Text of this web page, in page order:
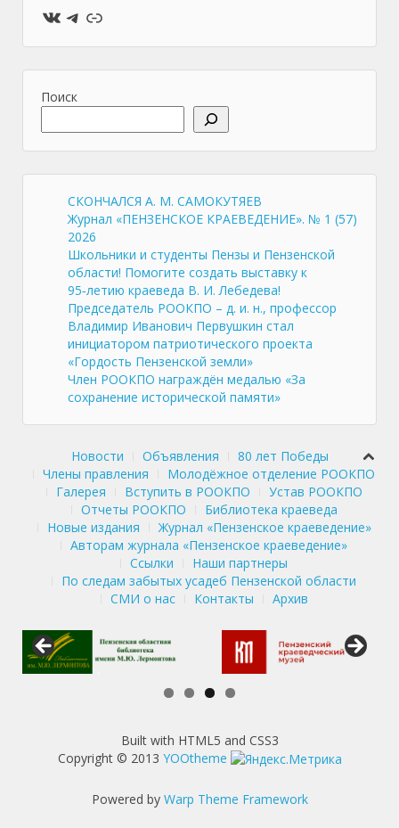
ВКонтакте
Telegram
Ссылка
Поиск
СКОНЧАЛСЯ А. М. САМОКУТЯЕВ
Журнал «ПЕНЗЕНСКОЕ КРАЕВЕДЕНИЕ». № 1 (57)
2026
Школьники и студенты Пензы и Пензенской
области! Помогите создать выставку к
95‑летию краеведа В. И. Лебедева!
Председатель РООКПО – д. и. н., профессор
Владимир Иванович Первушкин стал
инициатором патриотического проекта
«Гордость Пензенской земли»
Член РООКПО награждён медалью «За
сохранение исторической памяти»
Новости Объявления
80 лет Победы
Члены правления
Молодёжное отделение РООКПО
Галерея
Вступить в РООКПО
Устав РООКПО
Отчеты РООКПО
Библиотека краеведа
Новые издания
Журнал «Пензенское краеведение»
Авторам журнала «Пензенское краеведение»
Ссылки
Наши партнеры
По следам забытых усадеб Пензенской области
СМИ о нас
Контакты Архив
Built with HTML5 and CSS3
Copyright © 2013 YOOtheme
Powered by Warp Theme Framework